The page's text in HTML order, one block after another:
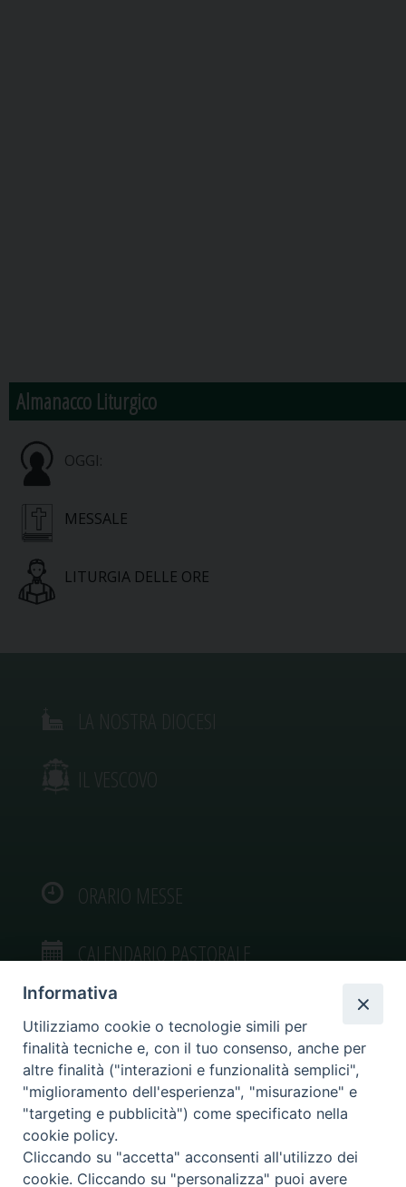
Almanacco Liturgico
OGGI:
MESSALE
LITURGIA DELLE ORE
IL VESCOVO
ORARIO MESSE
CALENDARIO PASTORALE
VIDEOGALLERY
PHOTOGALLERY
Informativa
Utilizziamo cookie o tecnologie simili per
finalità tecniche e, con il tuo consenso, anche per
altre finalità ("interazioni e funzionalità semplici",
"miglioramento dell'esperienza", "misurazione" e
"targeting e pubblicità") come specificato nella
cookie policy.
Cliccando su "accetta" acconsenti all'utilizzo dei
cookie. Cliccando su "personalizza" puoi avere